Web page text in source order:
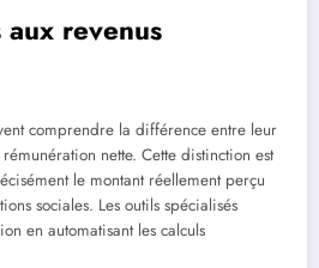
aux revenus
comprendre la différence entre leur
nette. Cette distinction est
le montant réellement perçu
sociales. Les outils spécialisés
en automatisant les calculs